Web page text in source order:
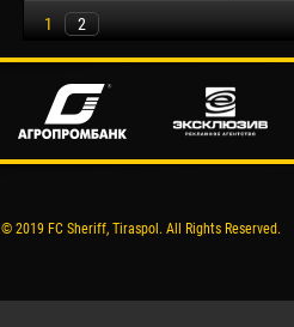
1 2
© 2019 FC Sheriff, Tiraspol. All Rights Reserved.